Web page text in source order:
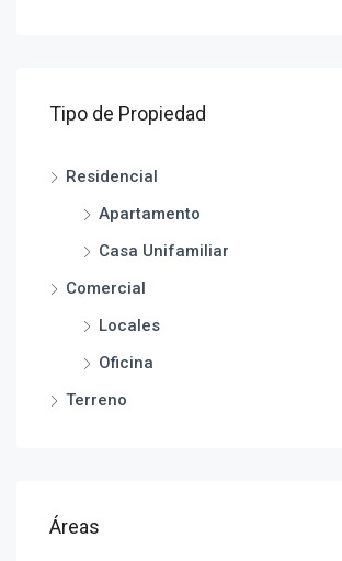
Tipo de Propiedad
Residencial
Apartamento
Casa Unifamiliar
Comercial
Locales
Oficina
Terreno
Áreas